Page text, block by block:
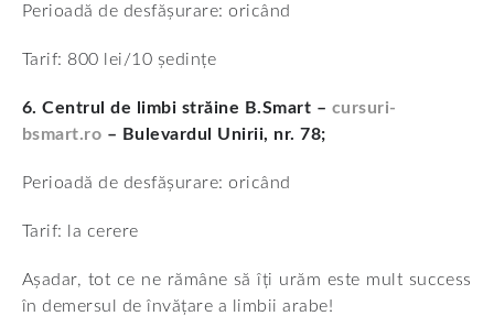
Perioadă de desfășurare: oricând
Tarif: 800 lei/10 ședințe
6. Centrul de limbi străine B.Smart – cursuri-
bsmart.ro – Bulevardul Unirii, nr. 78;
Perioadă de desfășurare: oricând
Tarif: la cerere
Așadar, tot ce ne rămâne să îți urăm este mult success
în demersul de învățare a limbii arabe!